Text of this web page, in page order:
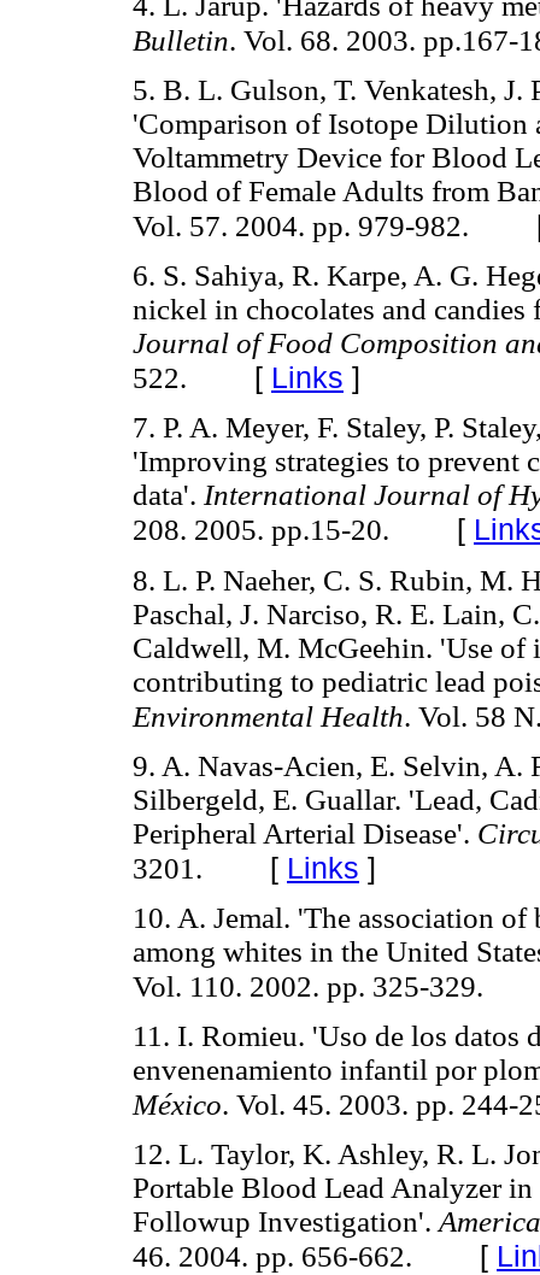
Bulletin. Vol. 68. 2003. pp.167-
5. B. L. Gulson, T. Venkatesh,
'Comparison of Isotope Dilution
Voltammetry Device for Blood
Blood of Female Adults from
Vol. 57. 2004. pp. 979-982.
6. S. Sahiya, R. Karpe, A. G.
nickel in chocolates and
Journal of Food Composition
522. [ Links ]
7. P. A. Meyer, F. Staley, P.
'Improving strategies to prevent
data'. International Journal of
208. 2005. pp.15-20. [
8. L. P. Naeher, C. S. Rubin, M.
Paschal, J. Narciso, R. E. Lain,
Caldwell, M. McGeehin. 'Use of
contributing to pediatric lead
Environmental Health. Vol. 58
9. A. Navas-Acien, E. Selvin, A.
Silbergeld, E. Guallar. 'Lead,
Peripheral Arterial Disease'.
3201. [ Links ]
10. A. Jemal. 'The association
among whites in the United
Vol. 110. 2002. pp. 325-329.
11. I. Romieu. 'Uso de los datos
envenenamiento infantil por
México. Vol. 45. 2003. pp. 244-
12. L. Taylor, K. Ashley, R. L.
Portable Blood Lead Analyzer
Followup Investigation'.
46. 2004. pp. 656-662. [